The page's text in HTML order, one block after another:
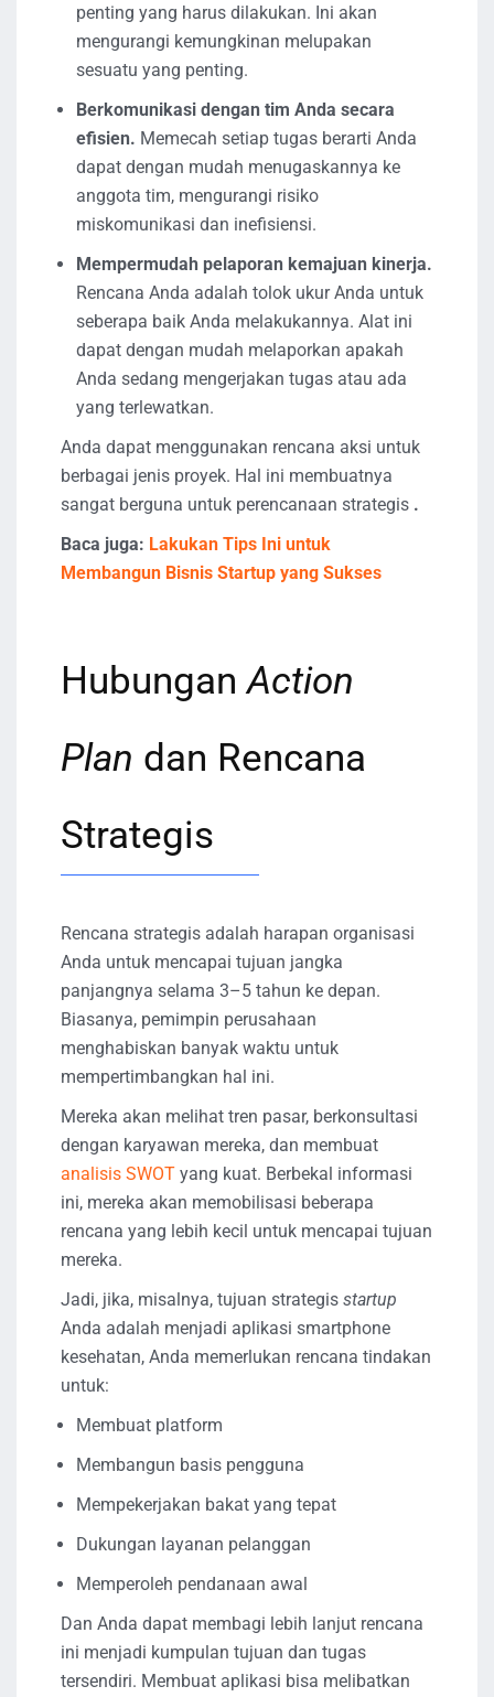
penting yang harus dilakukan. Ini akan
mengurangi kemungkinan melupakan
sesuatu yang penting.
Berkomunikasi dengan tim Anda secara
efisien. Memecah setiap tugas berarti Anda
dapat dengan mudah menugaskannya ke
anggota tim, mengurangi risiko
miskomunikasi dan inefisiensi.
Mempermudah pelaporan kemajuan kinerja.
Rencana Anda adalah tolok ukur Anda untuk
seberapa baik Anda melakukannya. Alat ini
dapat dengan mudah melaporkan apakah
Anda sedang mengerjakan tugas atau ada
yang terlewatkan.
Anda dapat menggunakan rencana aksi untuk
berbagai jenis proyek. Hal ini membuatnya
sangat berguna untuk perencanaan strategis .
Baca juga: Lakukan Tips Ini untuk
Membangun Bisnis Startup yang Sukses
HubunganAction
Plan dan Rencana
Strategis
Rencana strategis adalah harapan organisasi
Anda untuk mencapai tujuan jangka
panjangnya selama 3–5 tahun ke depan.
Biasanya, pemimpin perusahaan
menghabiskan banyak waktu untuk
mempertimbangkan hal ini.
Mereka akan melihat tren pasar, berkonsultasi
dengan karyawan mereka, dan membuat
analisis SWOT yang kuat. Berbekal informasi
ini, mereka akan memobilisasi beberapa
rencana yang lebih kecil untuk mencapai tujuan
mereka.
Jadi, jika, misalnya, tujuan strategis startup
Anda adalah menjadi aplikasi smartphone
kesehatan, Anda memerlukan rencana tindakan
untuk:
Membuat platform
Membangun basis pengguna
Mempekerjakan bakat yang tepat
Dukungan layanan pelanggan
Memperoleh pendanaan awal
Dan Anda dapat membagi lebih lanjut rencana
ini menjadi kumpulan tujuan dan tugas
tersendiri. Membuat aplikasi bisa melibatkan